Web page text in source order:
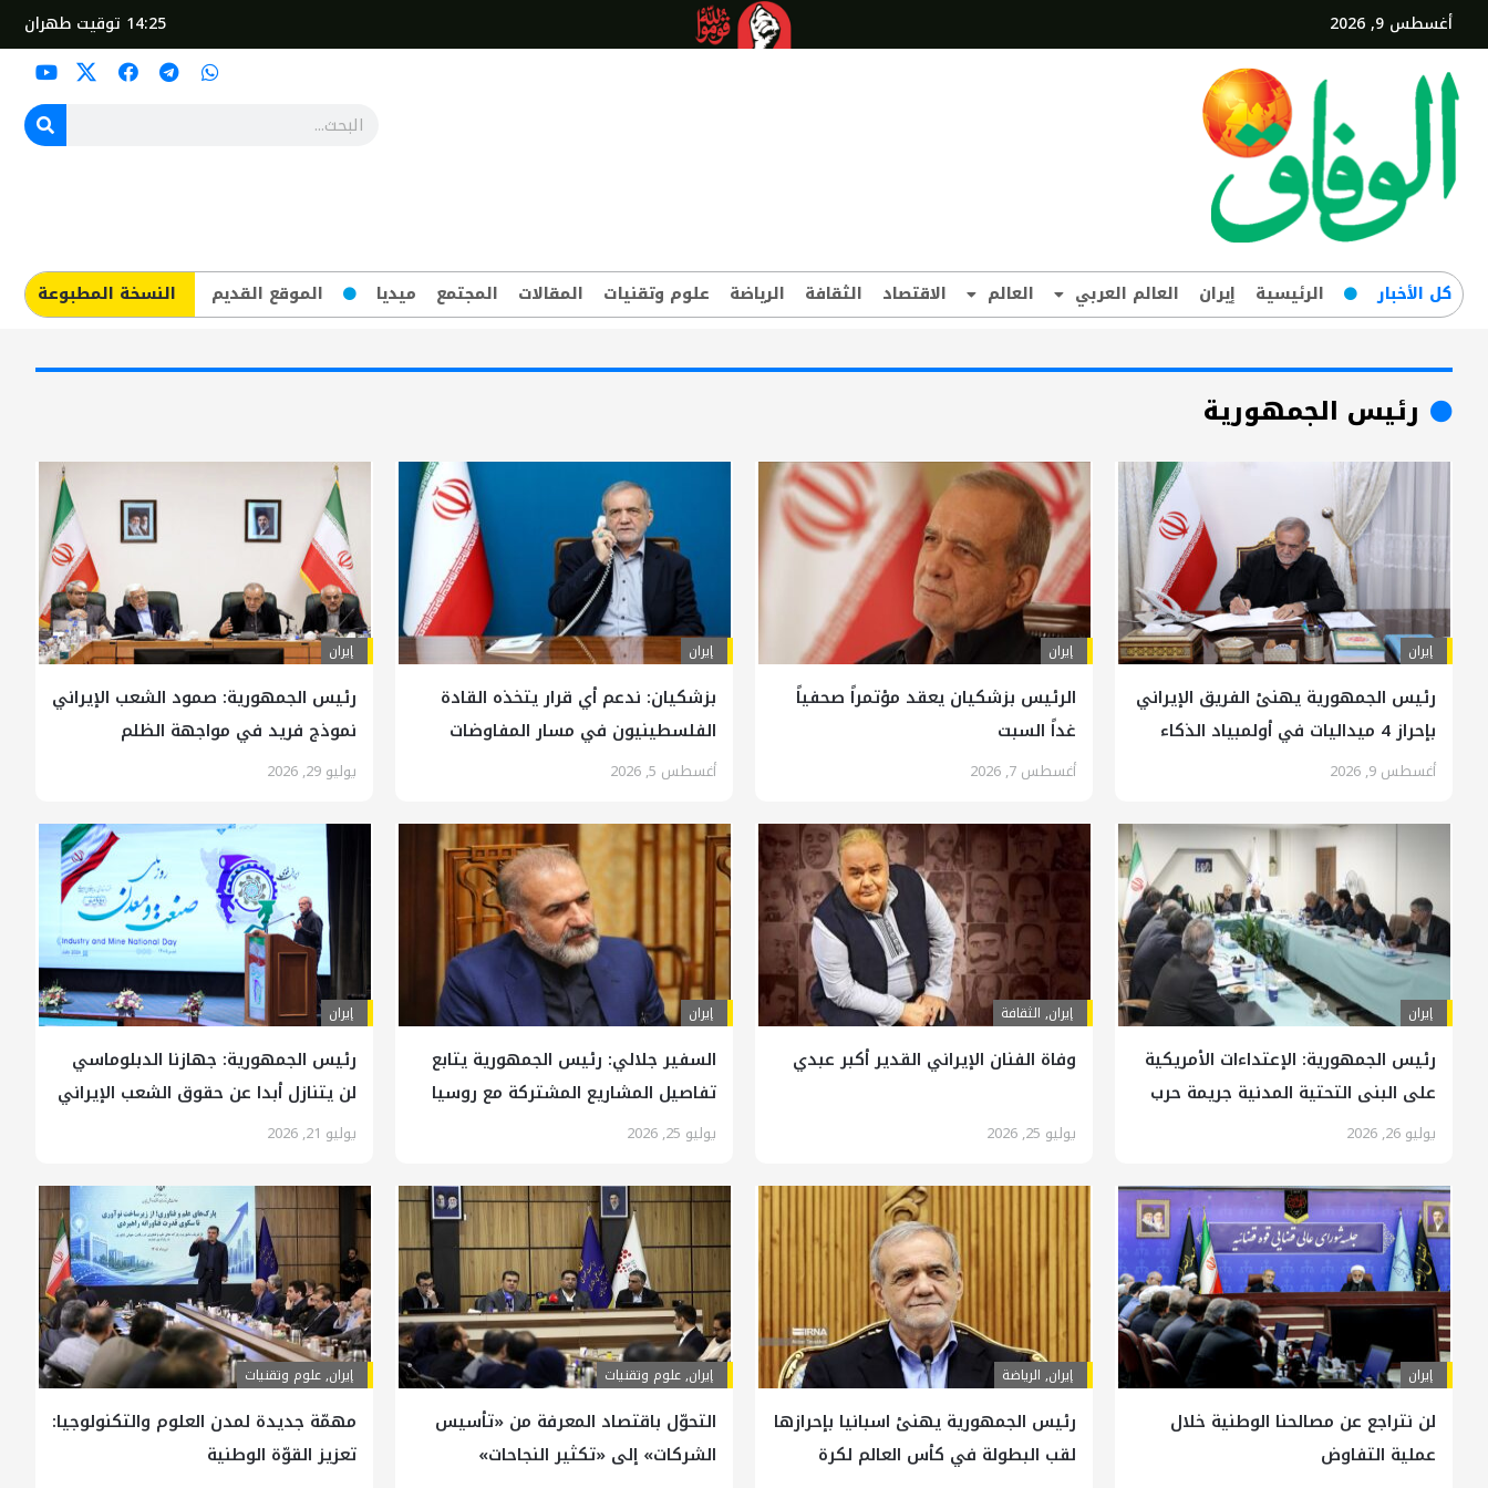
أغسطس 9, 2026 14:25 توقيت طهران
کل‌ الأخبار الرئيسية إيران العالم العربي العالم الاقتصاد الثقافة الرياضة علوم وتقنيات المقالات المجتمع ميديا الموقع القديم ​النسخة المطبوعة
رئيس الجمهورية
إيران
رئيس الجمهورية يهنئ الفريق الإيراني
بإحراز 4 ميداليات في أولمبياد الذكاء
الاصطناعي العالمي
أغسطس 9, 2026
إيران
الرئيس بزشكيان يعقد مؤتمراً صحفياً
غداً السبت
أغسطس 7, 2026
إيران
بزشكيان: ندعم أي قرار يتخذه القادة
الفلسطينيون في مسار المفاوضات
أغسطس 5, 2026
إيران
رئيس الجمهورية: صمود الشعب الإيراني
نموذج فريد في مواجهة الظلم
يوليو 29, 2026
إيران
رئيس الجمهورية: الإعتداءات الأمريكية
على البنى التحتية المدنية جريمة حرب
يوليو 26, 2026
إيران, الثقافة
وفاة الفنان الإيراني القدير أكبر عبدي
يوليو 25, 2026
إيران
السفير جلالي: رئيس الجمهورية يتابع
تفاصيل المشاريع المشتركة مع روسيا
يوليو 25, 2026
إيران
رئيس الجمهورية: جهازنا الدبلوماسي
لن يتنازل أبدا عن حقوق الشعب الإيراني
يوليو 21, 2026
إيران
لن نتراجع عن مصالحنا الوطنية خلال
عملية التفاوض
إيران, الرياضة
رئيس الجمهورية يهنئ اسبانيا بإحرازها
لقب البطولة في كأس العالم لكرة
إيران,علوم وتقنيات
التحوّل باقتصاد المعرفة من «تأسيس
الشركات» إلى «تكثير النجاحات»
إيران,علوم وتقنيات
مهمّة جديدة لمدن العلوم والتكنولوجيا:
تعزيز القوّة الوطنية